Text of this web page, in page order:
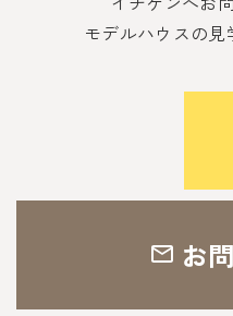
モデルハウスの見
お